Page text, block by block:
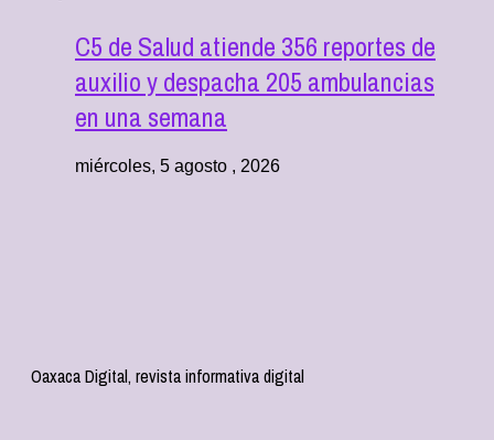
C5 de Salud atiende 356 reportes de
auxilio y despacha 205 ambulancias
en una semana
miércoles, 5 agosto , 2026
Oaxaca Digital, revista informativa digital